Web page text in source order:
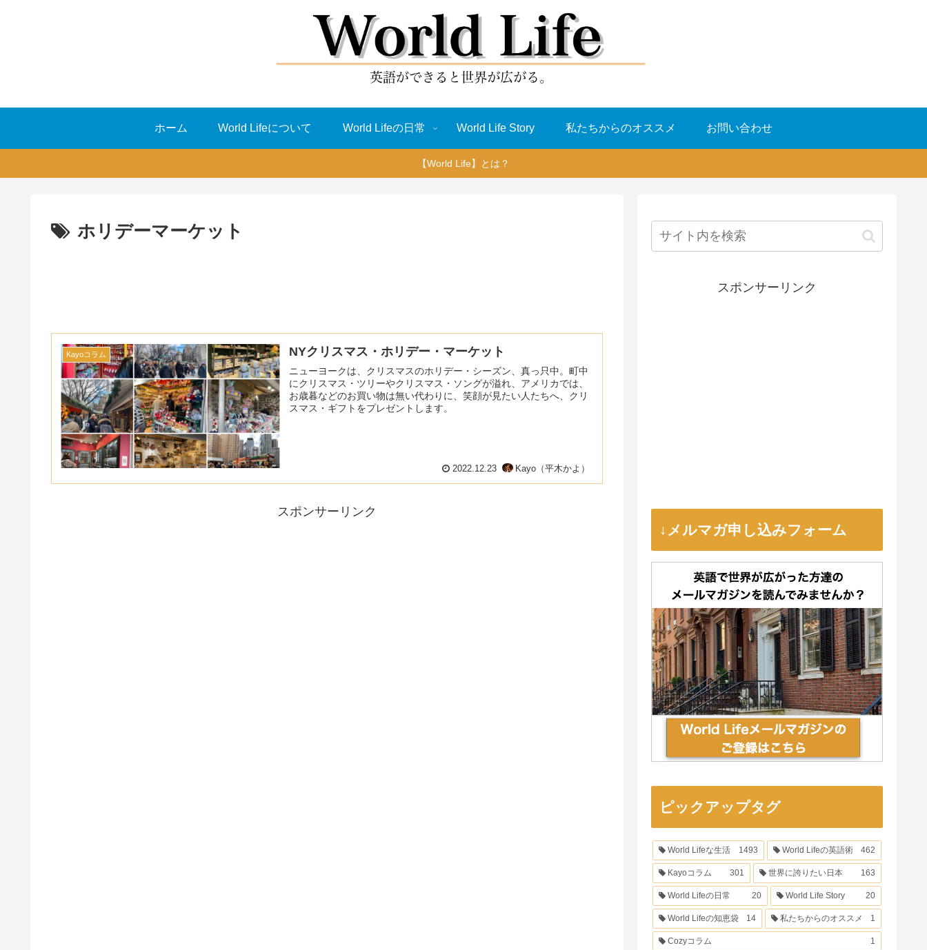
ホーム World Lifeについて World Lifeの日常 World Life Story 私たちからのオススメ お問い合わせ
【World Life】とは？
ホリデーマーケット
Kayoコラム NYクリスマス・ホリデー・マーケット
ニューヨークは、クリスマスのホリデー・シーズン、真っ只中。町中
にクリスマス・ツリーやクリスマス・ソングが溢れ、アメリカでは、
お歳暮などのお買い物は無い代わりに、笑顔が見たい人たちへ、クリ
スマス・ギフトをプレゼントします。
2022.12.23 Kayo（平木かよ）
スポンサーリンク
スポンサーリンク
↓メルマガ申し込みフォーム
ピックアップタグ
World Lifeな生活 1493 World Lifeの英語術 462
Kayoコラム 301 世界に誇りたい日本 163
World Lifeの日常 20 World Life Story 20
World Lifeの知恵袋 14 私たちからのオススメ 1
Cozyコラム 1